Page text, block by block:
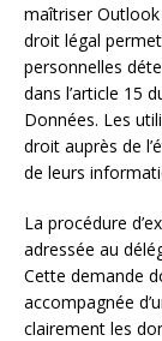
maîtriser
droit légal
personnelles
dans l’article 15
Données. Les
droit auprès de
de leurs
La procédure
adressée au
Cette demande
accompagnée
clairement les